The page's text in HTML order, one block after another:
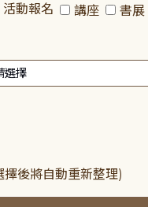
活動報名 講座 書展
擇後將自動重新整理)